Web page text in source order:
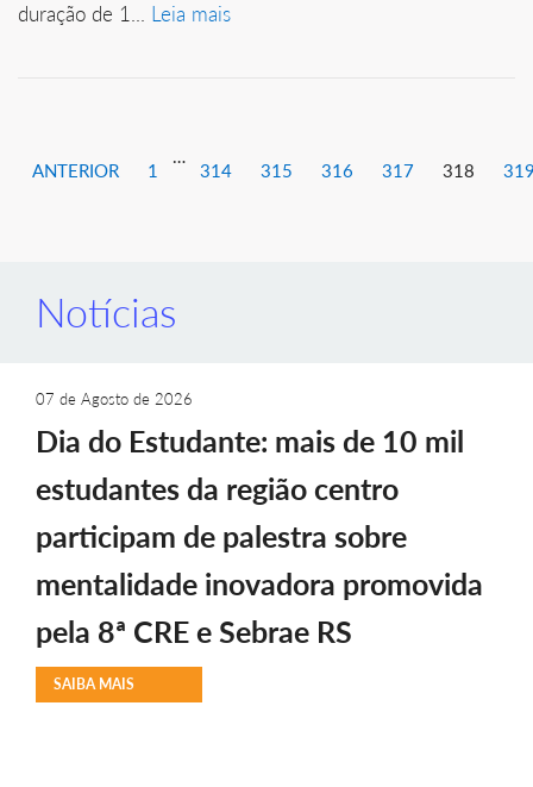
duração de 1... Leia mais
ANTERIOR 1
…
314 315 316 317 318
Notícias
07 de Agosto de 2026
Dia do Estudante: mais de 10 mil
estudantes da região centro
participam de palestra sobre
mentalidade inovadora promovida
pela 8ª CRE e Sebrae RS
SAIBA MAIS